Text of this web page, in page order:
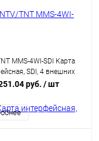
MMS-4WI-SDI Карта
SDI, 4 внешних
порта: SDI, (для
руб. / шт